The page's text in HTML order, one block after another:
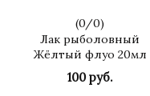
(0/0)
Лак рыболовный
Жёлтый флуо 20мл
100 руб.